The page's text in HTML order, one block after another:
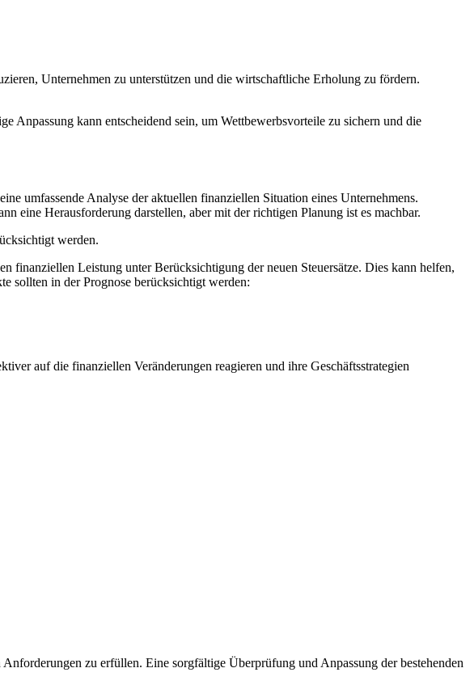
Unternehmen zu unterstützen und die wirtschaftliche Erholung zu fördern.
Anpassung kann entscheidend sein, um Wettbewerbsvorteile zu sichern und die
umfassende Analyse der aktuellen finanziellen Situation eines Unternehmens.
eine Herausforderung darstellen, aber mit der richtigen Planung ist es machbar.
werden.
finanziellen Leistung unter Berücksichtigung der neuen Steuersätze. Dies kann helfen,
sollten in der Prognose berücksichtigt werden:
auf die finanziellen Veränderungen reagieren und ihre Geschäftsstrategien
zu erfüllen. Eine sorgfältige Überprüfung und Anpassung der bestehenden